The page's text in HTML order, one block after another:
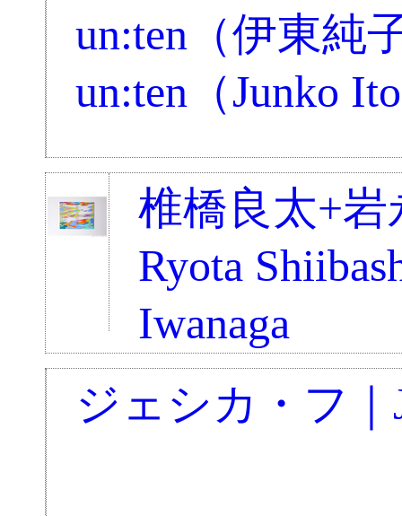
un:ten（伊東純
un:ten（Junko
椎橋良太+
Ryota
Iwanaga
ジェシカ・フ｜